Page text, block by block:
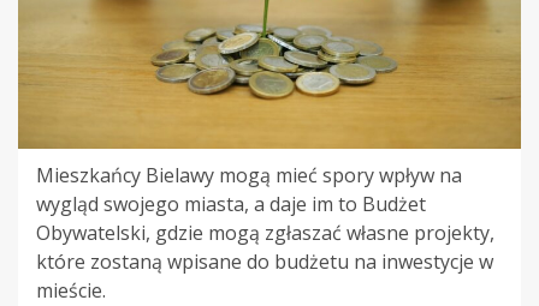
Mieszkańcy Bielawy mogą mieć spory wpływ na
wygląd swojego miasta, a daje im to Budżet
Obywatelski, gdzie mogą zgłaszać własne projekty,
które zostaną wpisane do budżetu na inwestycje w
mieście.